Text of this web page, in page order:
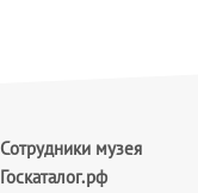
Сотрудники музея
Госкаталог.рф